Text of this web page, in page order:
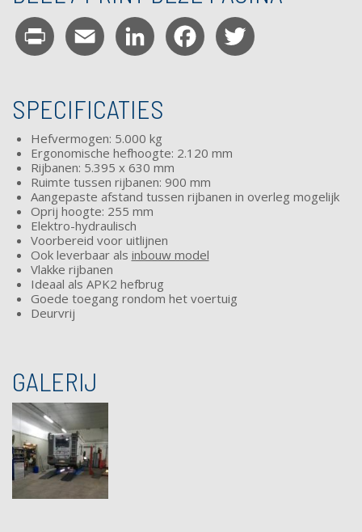
Print Email LinkedInFacebook
SPECIFICATIES
Hefvermogen: 5.000 kg
Ergonomische hefhoogte: 2.120 mm
Rijbanen: 5.395 x 630 mm
Ruimte tussen rijbanen: 900 mm
Aangepaste afstand tussen rijbanen in overleg mogelijk
Oprij hoogte: 255 mm
Elektro-hydraulisch
Voorbereid voor uitlijnen
Ook leverbaar als inbouw model
Vlakke rijbanen
Ideaal als APK2 hefbrug
Goede toegang rondom het voertuig
Deurvrij
GALERIJ